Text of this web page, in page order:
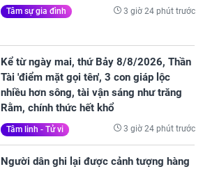
Tâm sự gia đình 3 giờ 24 phút trước
Kể từ ngày mai, thứ Bảy 8/8/2026, Thần
Tài 'điểm mặt gọi tên', 3 con giáp lộc
nhiều hơn sông, tài vận sáng như trăng
Rằm, chính thức hết khổ
Tâm linh - Tử vi 3 giờ 24 phút trước
Người dân ghi lại được cảnh tượng hàng